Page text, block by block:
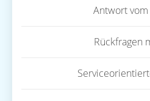
Antwort
Rückfragen